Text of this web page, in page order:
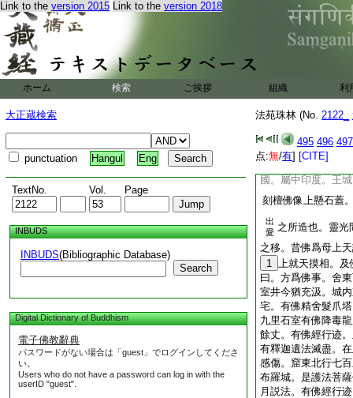
Link to the version 2015 Link to the version 2018
ホーム 検索 ご挨拶 組織 利
大正蔵検索
punctuation Hangul Eng
TextNo. Vol. Page
INBUDS
INBUDS(Bibliographic Database)
Search
Digital Dictionary of Buddhism
電子佛教辭典
パスワードがない場合は「guest」でログインしてくださ
い。
Users who do not have a password can log in with the
userID "guest".
法苑珠林 (No. 2122_
495 496 497
点:無/有] [CITE]
密。有食人鬼。依
無不輕命。上樹投
交廣十餘里。土地
而死。彼俗名爲生
七日中絶粒自沈中
野獸群麁等。亦游
行施之時。有二獼
此河中。雄者又自
又從此西南大林野
國。屬中印度。王
刻檀佛像上懸石蓋
出
愛 之所造也。靈光
之移。昔佛爲母上
1 上就天摸相。
曰。方爲佛事。舍
室井今猶充汲。城
宅。有佛精舍髮爪
九里石室有佛降毒
餘丈。有佛經行迹
有釋迦遺法滅盡。
感傷。窟東北行七
布羅城。是護法菩
月説法。有佛經行